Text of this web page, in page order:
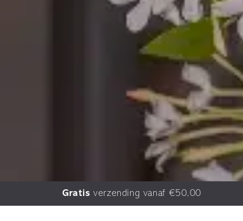
Gratis verzending vanaf €50,00